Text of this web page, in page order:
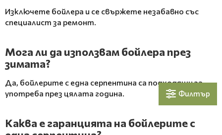
Филтър
Изключете бойлера и се свържете незабавно със
специалист за ремонт.
Мога ли да използвам бойлера през
зимата?
Да, бойлерите с една серпентина са подходящи за
употреба през цялата година.
Каква е гаранцията на бойлерите с